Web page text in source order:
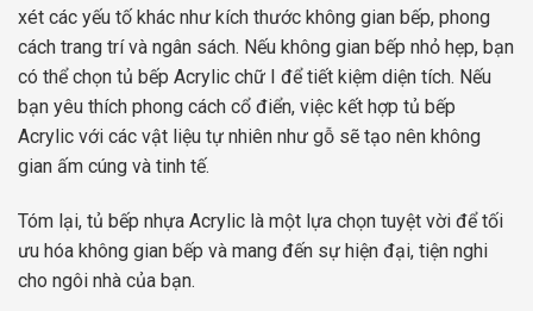
xét các yếu tố khác như kích thước không gian bếp, phong
cách trang trí và ngân sách. Nếu không gian bếp nhỏ hẹp, bạn
có thể chọn tủ bếp Acrylic chữ I để tiết kiệm diện tích. Nếu
bạn yêu thích phong cách cổ điển, việc kết hợp tủ bếp
Acrylic với các vật liệu tự nhiên như gỗ sẽ tạo nên không
gian ấm cúng và tinh tế.
Tóm lại, tủ bếp nhựa Acrylic là một lựa chọn tuyệt vời để tối
ưu hóa không gian bếp và mang đến sự hiện đại, tiện nghi
cho ngôi nhà của bạn.